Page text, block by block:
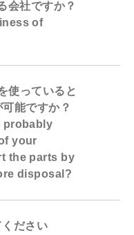
会社ですか？
of
使っていると
能ですか？
probably
your
the parts by
disposal?
ださい